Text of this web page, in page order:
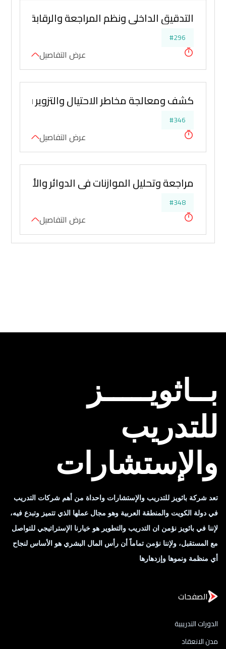
التدقيق الداخلي ونظم المراجعة والرقابة في
#296
عرض التفاصيل
كشف ومعالجة مخاطر الاحتيال والتزوير في
#346
عرض التفاصيل
مراجعة وتحليل الموازنات في الدوائر والأجهزة
#348
عرض التفاصيل
بــاثويـــــز
للتدريب
والإستشارات
تعد شركة باثويز للتدريب والإستشارات واحداة من أهم شركات التدريب
في دولة الكويت والمنطقة العربية وهو مجال عملها الذي تتميز وتبدع فيه،
لإننا في باثويز نؤمن ان التدريب والتطوير هو خيارنا الإستراتيجي للتواصل
مع المستقبل، ولإننا نؤمن تماماً أن رأس المال البشري هو الأساس لنجاح
أي منظمة ونموها وإزدهارها
الصفحات
الدورات التدريبية
مدن الانعقاد